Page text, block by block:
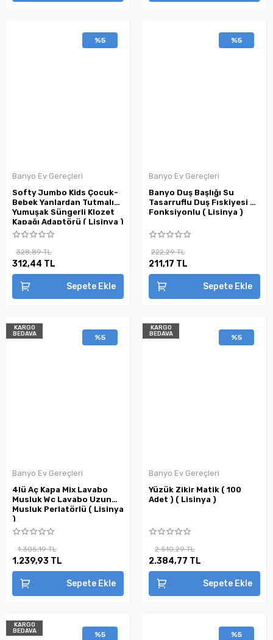
%5
Banyo Ev Gereçleri
Softy Jumbo Kids Çocuk-
Bebek Yanlardan Tutmalı
Yumuşak Süngerli Klozet
Kapağı Adaptörü ( Lisinya )
328,89 TL
312,44 TL
Sepete Ekle
%5
Banyo Ev Gereçleri
Banyo Duş Başlığı Su
Tasarruflu Duş Fıskiyesi 2
Fonksiyonlu ( Lisinya )
222,29 TL
211,17 TL
Sepete Ekle
KARGO
BEDAVA
%5
Banyo Ev Gereçleri
4lü Aç Kapa Mix Lavabo
Musluk Wc Lavabo Uzun
Musluk Perlatörlü ( Lisinya
)
1.305,19 TL
1.239,93 TL
Sepete Ekle
KARGO
BEDAVA
%5
Banyo Ev Gereçleri
Yüzük Zikir Matik ( 100
Adet ) ( Lisinya )
2.510,29 TL
2.384,77 TL
Sepete Ekle
KARGO
BEDAVA
%5 %5